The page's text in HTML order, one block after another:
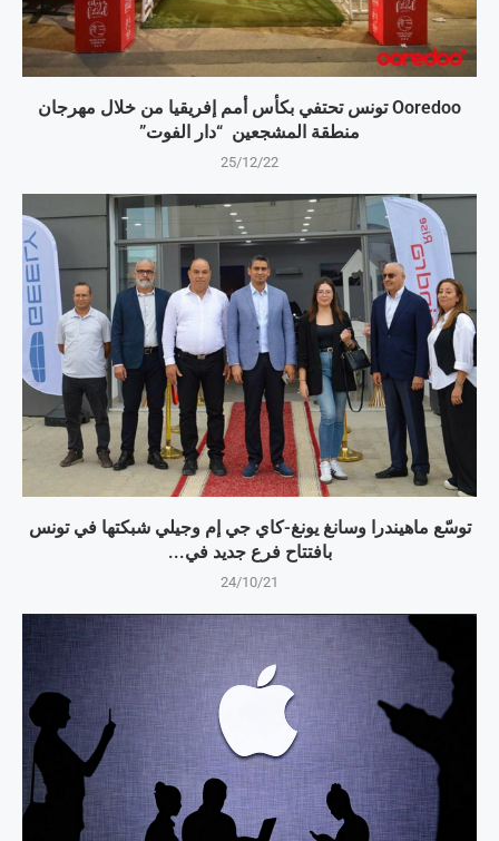
Ooredoo تونس تحتفي بكأس أمم إفريقيا من خلال مهرجان
منطقة المشجعين “دار الفوت”
25/12/22
توسّع ماهيندرا وسانغ يونغ-كاي جي إم وجيلي شبكتها في تونس
بافتتاح فرع جديد في...
24/10/21